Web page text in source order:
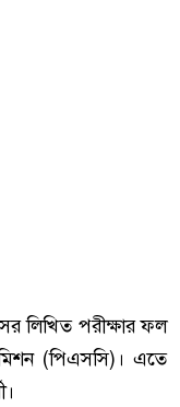
লিখিত পরীক্ষার ফল
(পিএসসি)। এতে